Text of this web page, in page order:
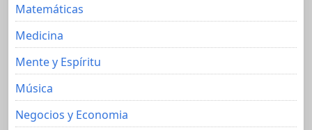
Matemáticas
Medicina
Mente y Espíritu
Música
Negocios y Economia